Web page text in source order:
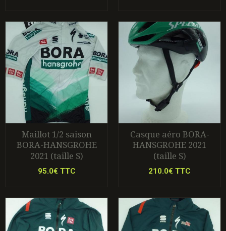
Maillot 1/2 saison
BORA-HANSGROHE
2021 (taille S)
95.0€ TTC
Casque aéro BORA-
HANSGROHE 2021
(taille S)
210.0€ TTC